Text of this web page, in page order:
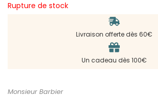
Rupture de stock
Livraison offerte dès 60€
Un cadeau dès 100€
Monsieur Barbier